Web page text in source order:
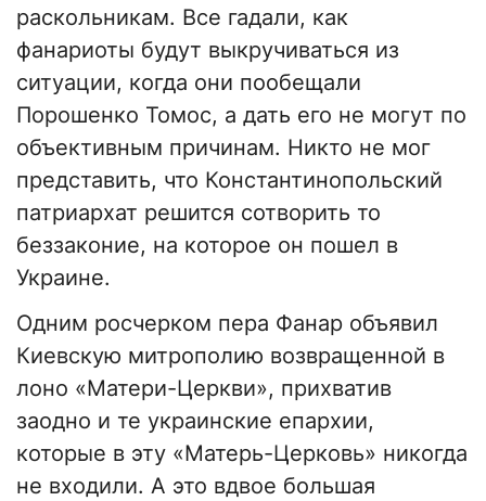
раскольникам. Все гадали, как
фанариоты будут выкручиваться из
ситуации, когда они пообещали
Порошенко Томос, а дать его не могут по
объективным причинам. Никто не мог
представить, что Константинопольский
патриархат решится сотворить то
беззаконие, на которое он пошел в
Украине.
Одним росчерком пера Фанар объявил
Киевскую митрополию возвращенной в
лоно «Матери-Церкви», прихватив
заодно и те украинские епархии,
которые в эту «Матерь-Церковь» никогда
не входили. А это вдвое большая